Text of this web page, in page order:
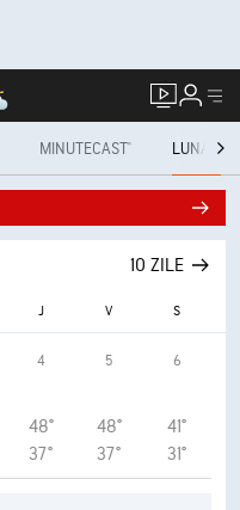
MINUTECAST® LUNAR
10 ZILE
J V S
4
48°
37°
5
48°
37°
6
41°
31°